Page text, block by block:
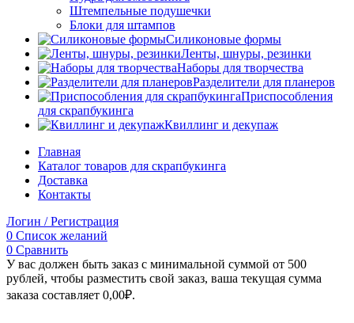
Штемпельные подушечки
Блоки для штампов
Силиконовые формы
Ленты, шнуры, резинки
Наборы для творчества
Разделители для планеров
Приспособления
для скрапбукинга
Квиллинг и декупаж
Главная
Каталог товаров для скрапбукинга
Доставка
Контакты
Логин / Регистрация
0 Список желаний
0 Сравнить
У вас должен быть заказ с минимальной суммой от 500
рублей, чтобы разместить свой заказ, ваша текущая сумма
заказа составляет 0,00₽.